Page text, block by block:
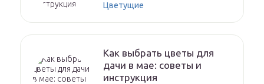
Цветущие
Как выбрать цветы для
дачи в мае: советы и
инструкция